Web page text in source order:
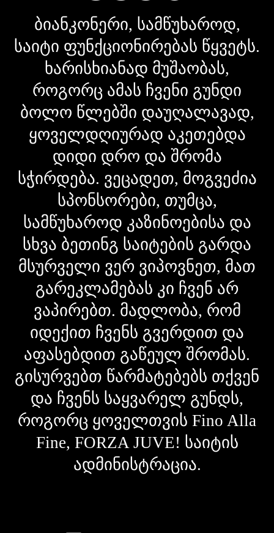
ბიანკონერი, სამწუხაროდ,
საიტი ფუნქციონირებას წყვეტს.
ხარისხიანად მუშაობას,
როგორც ამას ჩვენი გუნდი
ბოლო წლებში დაუღალავად,
ყოველდღიურად აკეთებდა
დიდი დრო და შრომა
სჭირდება. ვეცადეთ, მოგვეძია
სპონსორები, თუმცა,
სამწუხაროდ კაზინოებისა და
სხვა ბეთინგ საიტების გარდა
მსურველი ვერ ვიპოვნეთ, მათ
გარეკლამებას კი ჩვენ არ
ვაპირებთ. მადლობა, რომ
იდექით ჩვენს გვერდით და
აფასებდით გაწეულ შრომას.
გისურვებთ წარმატებებს თქვენ
და ჩვენს საყვარელ გუნდს,
როგორც ყოველთვის Fino Alla
Fine, FORZA JUVE! საიტის
ადმინისტრაცია.